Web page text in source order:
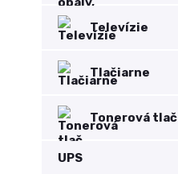
Televízie
Tlačiarne
Tonerová tlač
UPS